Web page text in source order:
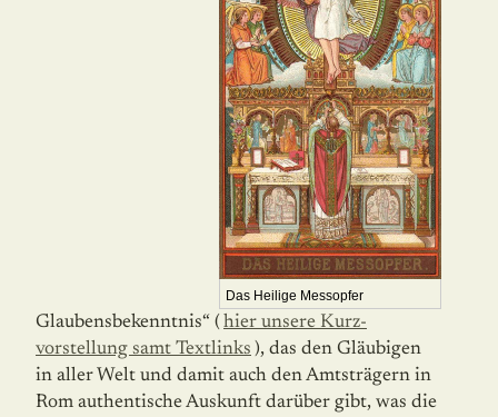
Das Heilige Messopfer
Glaubensbekenntnis“ ( hier unsere Kurz­
vorstellung samt Textlinks ), das den Gläubigen
in aller Welt und damit auch den Amtsträgern in
Rom authen­ti­sche Auskunft darüber gibt, was die